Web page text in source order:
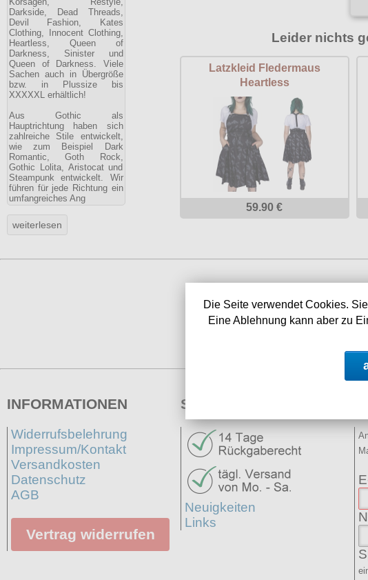
Darkside, Dead Threads,
Devil Fashion, Kates
Clothing, Innocent Clothing,
Heartless, Queen of
Darkness, Sinister und
Queen of Darkness. Viele
Sachen auch in Übergröße
bzw. in Plussize bis
XXXXXL erhältlich!
Aus Gothic als
Hauptrichtung haben sich
zahlreiche Stile entwickelt,
wie zum Beispiel Dark
Romantic, Goth Rock,
Gothic Lolita, Aristocat und
Steampunk entwickelt. Wir
führen für jede Richtung ein
umfangreiches Ang
Leider nichts
Latzkleid Fledermaus
Heartless
59.90 €
INFORMATIONEN
Widerrufsbelehrung
Impressum/Kontakt
Versandkosten
Datenschutz
AGB
Vertrag widerrufen
SERVICE
Neuigkeiten
Links
Die Seite verwendet Cookies.
Eine Ablehnung kann aber zu